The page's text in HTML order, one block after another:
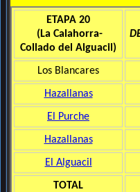
ETAPA 20
(La Calahorra-
Collado del Alguacil)
Los Blancares
Hazallanas
El Purche
Hazallanas
El Alguacil
TOTAL